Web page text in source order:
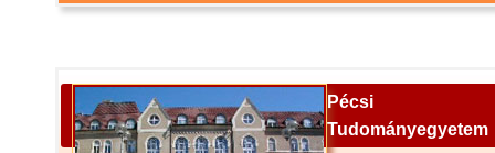
Pécsi
Tudományegyetem